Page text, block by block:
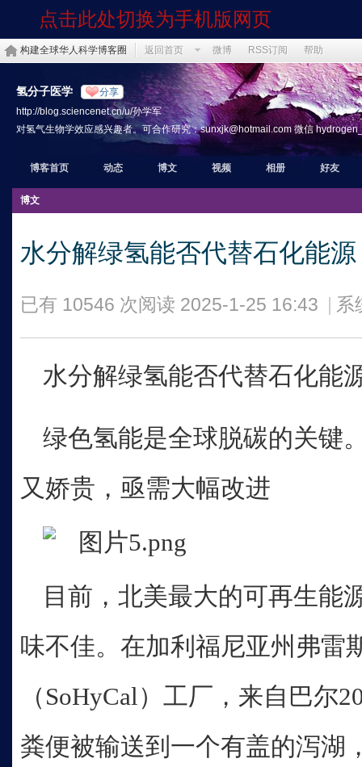
点击此处切换为手机版网页
构建全球华人科学博客圈 返回首页 微博 RSS订阅 帮助
氢分子医学 分享
http://blog.sciencenet.cn/u/孙学军
对氢气生物学效应感兴趣者。可合作研究：sunxjk@hotmail.com 微信
博客首页 动态 博文 视频 相册 好友
博文
水分解绿氢能否代替石化能
已有 10546 次阅读 2025-1-25 16:43 系
水分解绿氢能否代替石化能
绿色氢能是全球脱碳的关键
又娇贵，亟需大幅改进
目前，北美最大的可再生能
味不佳。在加利福尼亚州弗雷
（SoHyCal）工厂，来自巴尔
粪便被输送到一个有盖的泻湖